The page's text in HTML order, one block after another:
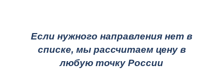
Если нужного направления нет в
списке, мы рассчитаем цену в
любую точку России